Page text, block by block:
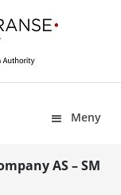
Meny
AS – SM